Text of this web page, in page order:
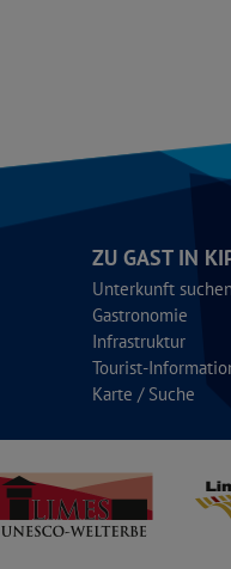
ZU GAST IN
Unterkunft suchen
Gastronomie
Infrastruktur
Tourist-
Karte / Suche